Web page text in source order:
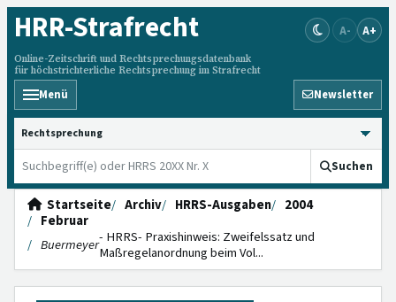
HRR-Strafrecht
Online-Zeitschrift und Rechtsprechungsdatenbank
für höchstrichterliche Rechtsprechung im Strafrecht
A- A+
Menü Newsletter
HRRS durchsuchen
Suchen
Startseite Archiv HRRS-Ausgaben
2004
Februar
Buermeyer- HRRS- Praxishinweis: Zweifelssatz und
Maßregelan­ordnung beim Vol...